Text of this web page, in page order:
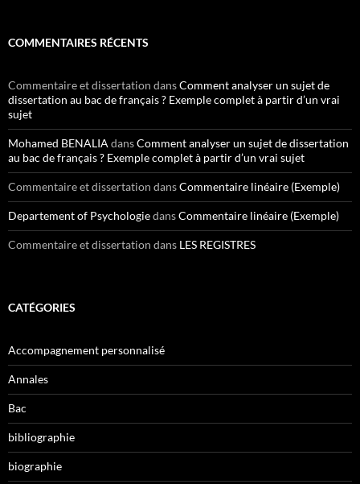
COMMENTAIRES RÉCENTS
Commentaire et dissertation dansComment analyser un sujet de
dissertation au bac de français ? Exemple complet à partir d’un vrai
sujet
Mohamed BENALIA dansComment analyser un sujet de dissertation
au bac de français ? Exemple complet à partir d’un vrai sujet
Commentaire et dissertation dansCommentaire linéaire (Exemple)
Departement of PsychologiedansCommentaire linéaire (Exemple)
Commentaire et dissertation dans LES REGISTRES
CATÉGORIES
Accompagnement personnalisé
Annales
Bac
bibliographie
biographie